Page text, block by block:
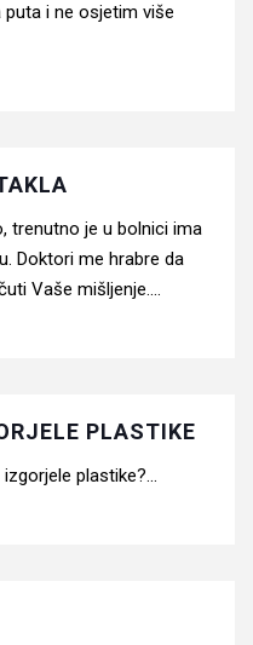
i ne osjetim više
trenutno je u bolnici ima
Doktori me hrabre da
Vaše mišljenje....
PLASTIKE
plastike?...